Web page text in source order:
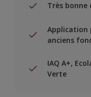
Très
Application
anciens
IAQ A+,
Verte